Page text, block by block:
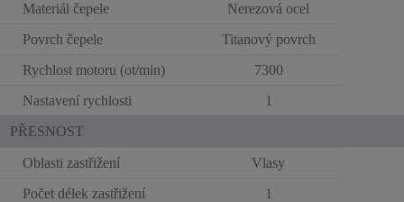
Materiál čepele
Nerezová ocel
Povrch čepele
Titanový povrch
Rychlost motoru (ot/min)
7300
Nastavení rychlosti
1
PŘESNOST
Oblasti zastřižení
Vlasy
Počet délek zastřižení
1